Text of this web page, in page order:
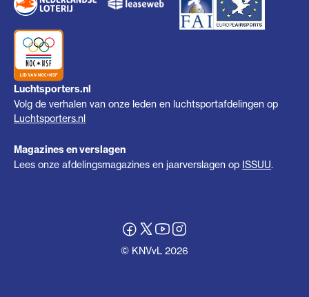
Luchtsporters.nl
Volg de verhalen van onze leden en luchtsportafdelingen op
Luchtsporters.nl
Magazines en verslagen
Lees onze afdelingsmagazines en jaarverslagen op ISSUU.
© KNVvL 2026